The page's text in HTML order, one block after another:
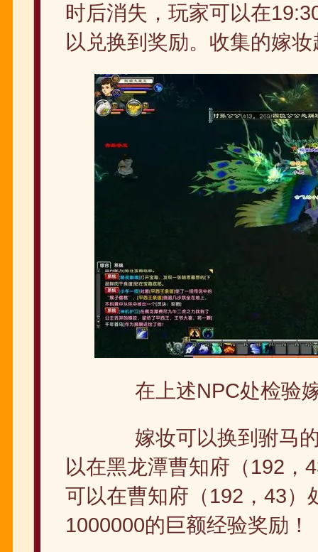
时后消失，玩家可以在
以兑换到奖励。收集的嫁
在上述NPC处检验嫁
嫁妆可以换到驸马的
以在黑龙潭曹知府（192，
可以在曹知府（192，43）
1000000的巨额经验奖励！